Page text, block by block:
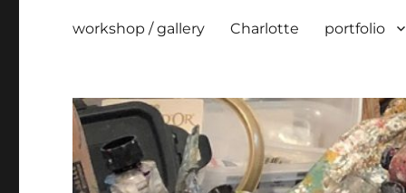
workshop / gallery Charlotte portfolio